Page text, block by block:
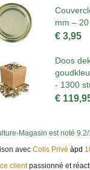
mm –
€ 3,95
Doos
- 1300
€
Magasin est noté 9.2/
avecColis Privé àpd
clientpassionné et